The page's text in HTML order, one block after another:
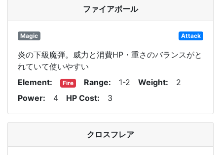
ファイアボール
Magic Attack
炎の下級魔弾。威力と消費HP・重さのバランスがと
れていて使いやすい
Element
Fire Range 1-2 Weight
2
Power
4 HP Cost 3
クロスフレア